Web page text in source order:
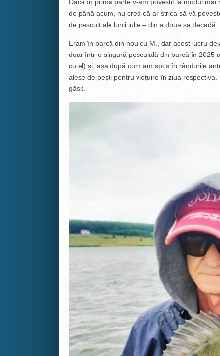
Dacă în prima parte v-am povestit la modul
de până acum, nu cred că ar strica să vă
de pescuit ale lunii iulie – din a doua sa decadă.
Eram în barcă din nou cu M., dar acest lucru
doar într-o singură pescuială din barcă în 2025
cu el) și, așa după cum am spus în rândurile
alese de pești pentru viețuire în ziua
găsit.